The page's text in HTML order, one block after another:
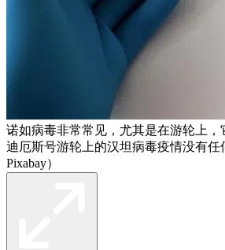
诺如病毒非常常见，尤其是在游轮上
迪厄斯号游轮上的汉坦病毒疫情没有任
Pixabay）